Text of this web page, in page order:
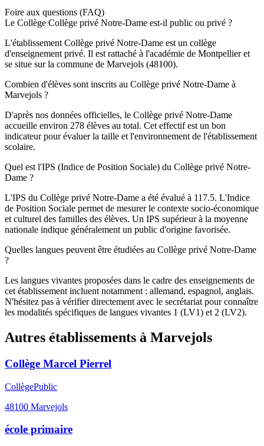
Foire aux questions (FAQ)
Le Collège Collège privé Notre-Dame est-il public ou privé ?
L'établissement Collège privé Notre-Dame est un collège
d'enseignement privé. Il est rattaché à l'académie de Montpellier et
se situe sur la commune de Marvejols (48100).
Combien d'élèves sont inscrits au Collège privé Notre-Dame à
Marvejols ?
D'après nos données officielles, le Collège privé Notre-Dame
accueille environ 278 élèves au total. Cet effectif est un bon
indicateur pour évaluer la taille et l'environnement de l'établissement
scolaire.
Quel est l'IPS (Indice de Position Sociale) du Collège privé Notre-
Dame ?
L'IPS du Collège privé Notre-Dame a été évalué à 117.5. L'Indice
de Position Sociale permet de mesurer le contexte socio-économique
et culturel des familles des élèves. Un IPS supérieur à la moyenne
nationale indique généralement un public d'origine favorisée.
Quelles langues peuvent être étudiées au Collège privé Notre-Dame
?
Les langues vivantes proposées dans le cadre des enseignements de
cet établissement incluent notamment : allemand, espagnol, anglais.
N'hésitez pas à vérifier directement avec le secrétariat pour connaître
les modalités spécifiques de langues vivantes 1 (LV1) et 2 (LV2).
Autres établissements à Marvejols
Collège Marcel Pierrel
CollègePublic
48100 Marvejols
école primaire